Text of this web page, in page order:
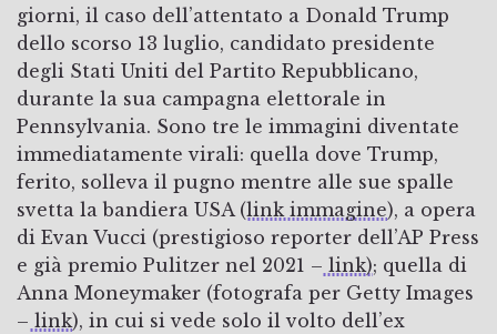
giorni, il caso dell’attentato a Donald Trump
dello scorso 13 luglio, candidato presidente
degli Stati Uniti del Partito Repubblicano,
durante la sua campagna elettorale in
Pennsylvania. Sono tre le immagini diventate
immediatamente virali: quella dove Trump,
ferito, solleva il pugno mentre alle sue spalle
svetta la bandiera USA (link immagine), a opera
di Evan Vucci (prestigioso reporter dell’AP Press
e già premio Pulitzer nel 2021 – link); quella di
Anna Moneymaker (fotografa per Getty Images
– link), in cui si vede solo il volto dell’ex